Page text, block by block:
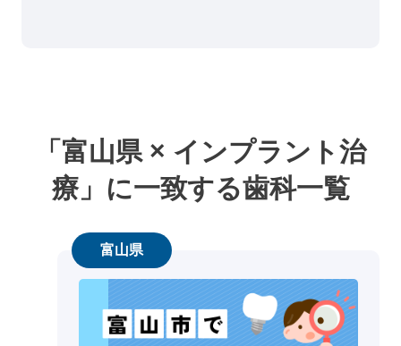
「富山県 × インプラント治
療」に一致する歯科一覧
富山県